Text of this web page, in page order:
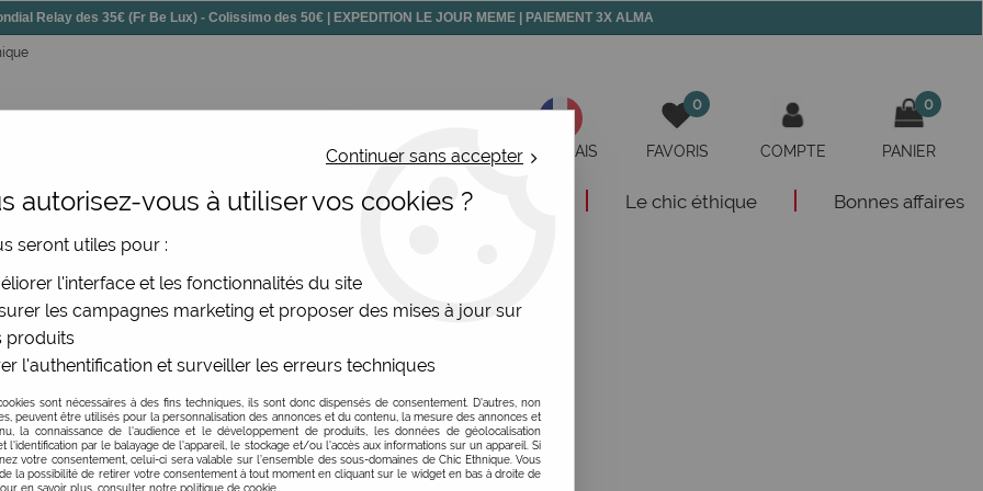
Relay des 35€ (Fr Be Lux) - Colissimo des 50€ | EXPEDITION LE JOUR MEME | PAIEMENT 3X ALMA
FRANÇAIS
0
FAVORIS COMPTE
0
PANIER
Chaussures Bijoux Nouveautés Le chic éthique Bonnes affaires
les soldes hiver 2020
femme
chers, la folie des soldes.
Continuer sans accepter
autorisez-vous à utiliser vos cookies ?
seront utiles pour :
l'interface et les fonctionnalités du site
les campagnes marketing et proposer des mises à jour sur
produits
l'authentification et surveiller les erreurs techniques
sont nécessaires à des fins techniques, ils sont donc dispensés de consentement. D'autres, non
peuvent être utilisés pour la personnalisation des annonces et du contenu, la mesure des annonces et
la connaissance de l'audience et le développement de produits, les données de géolocalisation
l'identification par le balayage de l'appareil, le stockage et/ou l'accès aux informations sur un appareil. Si
votre consentement, celui-ci sera valable sur l’ensemble des sous-domaines de Chic Ethnique. Vous
la possibilité de retirer votre consentement à tout moment en cliquant sur le widget en bas à droite de
en savoir plus, consulter notre politique de cookie.